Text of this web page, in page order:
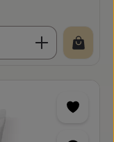
Wert